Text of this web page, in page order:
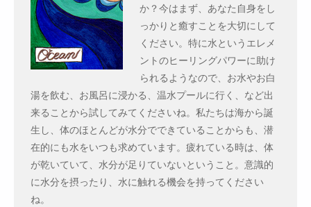
か？今はまず、あなた自身をし
っかりと癒すことを大切にして
ください。特に水というエレメ
ントのヒーリングパワーに助け
られるようなので、お水やお白
湯を飲む、お風呂に浸かる、温水プールに行く、など出
来ることから試してみてくださいね。私たちは海から誕
生し、体のほとんどが水分でできていることからも、潜
在的にも水をいつも求めています。疲れている時は、体
が乾いていて、水分が足りていないということ。意識的
に水分を摂ったり、水に触れる機会を持ってください
ね。